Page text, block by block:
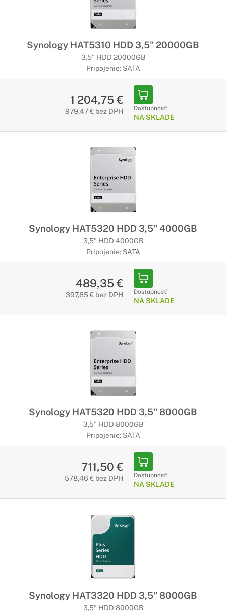
Synology HAT5310 HDD 3,5" 20000GB
3,5" HDD 20000GB
Pripojenie: SATA
1 204,75 €
979,47 € bez DPH Dostupnosť:
NA SKLADE
Synology HAT5320 HDD 3,5" 4000GB
3,5" HDD 4000GB
Pripojenie: SATA
489,35 €
397,85 € bez DPH Dostupnosť:
NA SKLADE
Synology HAT5320 HDD 3,5" 8000GB
3,5" HDD 8000GB
Pripojenie: SATA
711,50 €
578,46 € bez DPH Dostupnosť:
NA SKLADE
Synology HAT3320 HDD 3,5" 8000GB
3,5" HDD 8000GB